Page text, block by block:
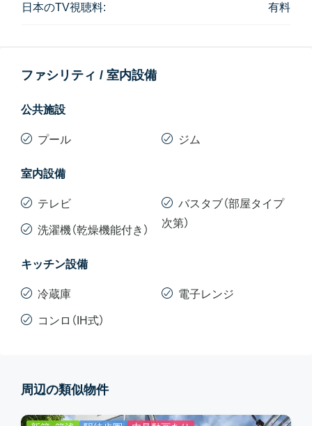
日本のTV視聴料: 有料
ファシリティ / 室内設備
公共施設
プール ジム
室内設備
テレビ
洗濯機（乾燥機能付き）
バスタブ（部屋タイプ
次第）
キッチン設備
冷蔵庫
コンロ（IH式）
電子レンジ
周辺の類似物件